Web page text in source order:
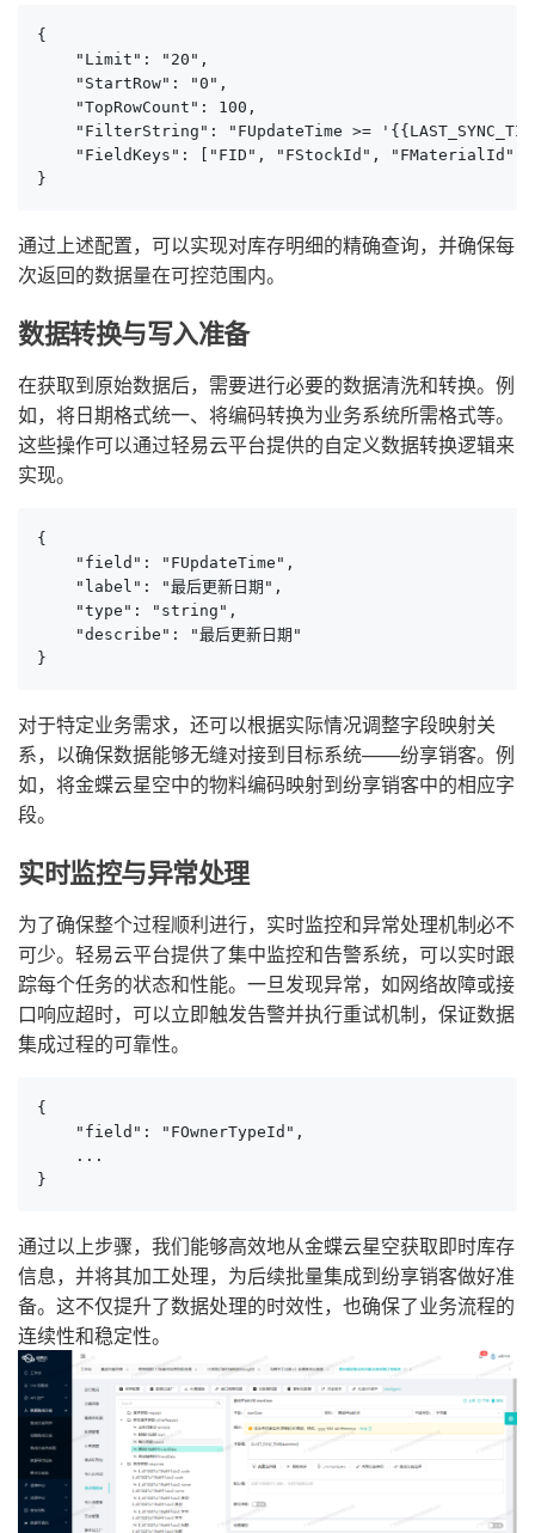
{
    "Limit": "20",
    "StartRow": "0",
    "TopRowCount": 100,
"FilterString": "FUpdateTime >=
"FieldKeys": ["FID", "FStockId", "FMaterialId",
}
通过上述配置，可以实现对库存明细的精确查询，并确保每
次返回的数据量在可控范围内。
数据转换与写入准备
在获取到原始数据后，需要进行必要的数据清洗和转换。例
如，将日期格式统一、将编码转换为业务系统所需格式等。
这些操作可以通过轻易云平台提供的自定义数据转换逻辑来
实现。
{
    "field": "FUpdateTime",
    "label": "最后更新日期",
    "type": "string",
    "describe": "最后更新日期"
}
对于特定业务需求，还可以根据实际情况调整字段映射关
系，以确保数据能够无缝对接到目标系统——纷享销客。例
如，将金蝶云星空中的物料编码映射到纷享销客中的相应字
段。
实时监控与异常处理
为了确保整个过程顺利进行，实时监控和异常处理机制必不
可少。轻易云平台提供了集中监控和告警系统，可以实时跟
踪每个任务的状态和性能。一旦发现异常，如网络故障或接
口响应超时，可以立即触发告警并执行重试机制，保证数据
集成过程的可靠性。
{
    "field": "FOwnerTypeId",
    ...
}
通过以上步骤，我们能够高效地从金蝶云星空获取即时库存
信息，并将其加工处理，为后续批量集成到纷享销客做好准
备。这不仅提升了数据处理的时效性，也确保了业务流程的
连续性和稳定性。